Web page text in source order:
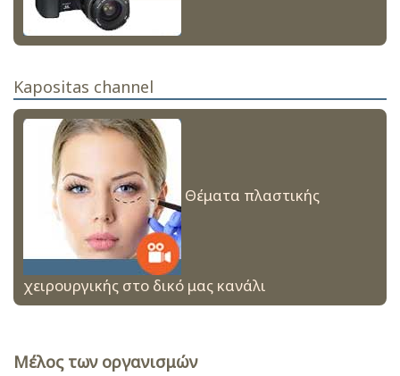
Kapositas channel
Θέματα πλαστικής
χειρουργικής στο δικό μας κανάλι
Μέλος των οργανισμών